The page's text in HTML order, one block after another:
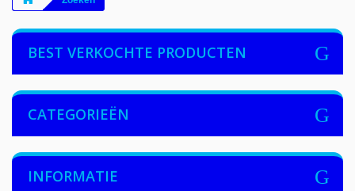
BEST VERKOCHTE PRODUCTEN
CATEGORIEËN
INFORMATIE